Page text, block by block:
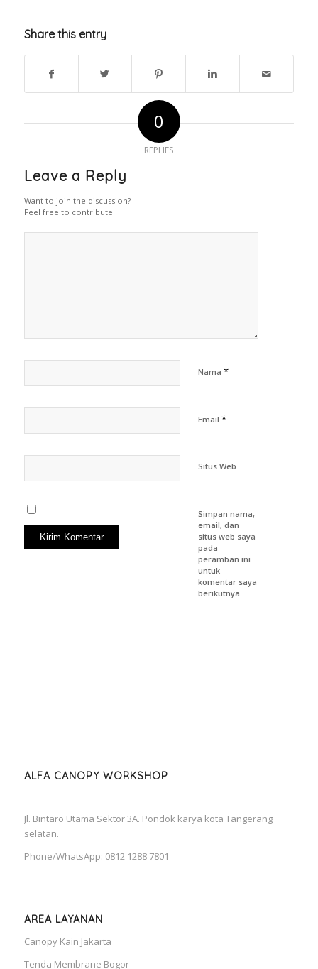
Share this entry
0
REPLIES
Leave a Reply
Want to join the discussion?
Feel free to contribute!
Nama *
Email *
Situs Web
Simpan nama,
email, dan
situs web saya
pada
peramban ini
untuk
komentar saya
berikutnya.
ALFA CANOPY WORKSHOP
Jl. Bintaro Utama Sektor 3A. Pondok karya kota Tangerang
selatan.
Phone/WhatsApp: 0812 1288 7801
AREA LAYANAN
Canopy Kain Jakarta
Tenda Membrane Bogor